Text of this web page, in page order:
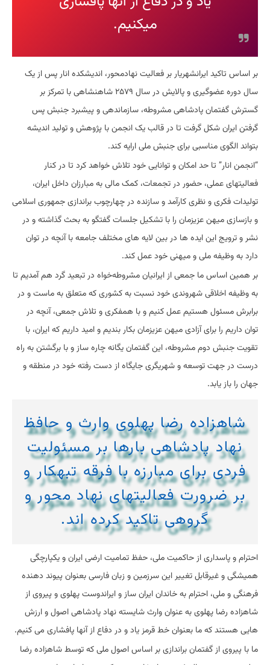
میکنیم.
بر اساس تاکید ایرانشهریار بر فعالیت نهادمحور، اندیشکده انار پس از یک
سال دوره عضوگیری و پالایش در سال ۲۵۷۹ شاهنشاهی با تمرکز بر
گسترش گفتمان پادشاهی مشروطه، سازماندهی و پیشبرد جنبش پس
گرفتن ایران شکل گرفت تا در قالب یک انجمن با پژوهش و تولید اندیشه
بتواند الگوی مناسبی برای جنبش ملی ارایه کند.
“انجمن انار” تا حد امکان و توانایی خود تلاش خواهد کرد تا در کنار
فعالیتهای عملی، حضور در تجمعات، کمک مالی به مبارزان داخل ایران،
تولیدات فکری و نظری کارآمد و سازنده در چهارچوب براندازی جمهوری اسلامی
و بازسازی میهن عزیزمان را با تشکیل جلسات گفتگو به بحث گذاشته و در
نشر و ترویج این ایده ها در بین لایه های مختلف جامعه با آنچه در توان
دارد به وظیفه ملی و میهنی خود عمل کند.
بر همین اساس ما جمعی از ایرانیان مشروطه‌خواه در تبعید گرد هم آمدیم تا
به وظیفه اخلاقی شهروندی خود نسبت به کشوری که متعلق به ماست و در
برابرش مسئول هستیم عمل کنیم و با همفکری و تلاش جمعی، آنچه در
توان داریم را برای آزادی میهن عزیزمان بکار بندیم و امید داریم که ایران، با
تقویت جنبش دوم مشروطه، این گفتمان یگانه چاره ساز و با برگشتن به راه
درست در جهت توسعه و شهریگری جایگاه از دست رفته خود در منطقه و
جهان را باز یابد.
شاهزاده رضا پهلوی وارث و حافظ
نهاد پادشاهی بارها بر مسئولیت
فردی برای مبارزه با فرقه تبهکار و
بر ضرورت فعالیتهای نهاد محور و
گروهی تاکید کرده اند.
احترام و پاسداری از حاکمیت ملی، حفظ تمامیت ارضی ایران و یکپارچگی
همیشگی و غیرقابل تغییر این سرزمین و زبان فارسی بعنوان پیوند دهنده
فرهنگی و ملی، احترام به خاندان ایران ساز و ایراندوست پهلوی و پیروی از
شاهزاده رضا پهلوی به عنوان وارث شایسته نهاد پادشاهی اصول و ارزش
هایی هستند که ما بعنوان خط قرمز یاد و در دفاع از آنها پافشاری می کنیم.
ما با پیروی از گفتمان براندازی بر اساس اصول ملی که توسط شاهزاده رضا